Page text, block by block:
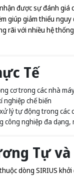
được sự đánh
giúp giảm thiểu
rãi với nhiều hệ
Tế
cơ trong các nhà
nghiệp chế biến
lý tự động trong các
công nghiệp đa
Tự
dòng SIRIUS